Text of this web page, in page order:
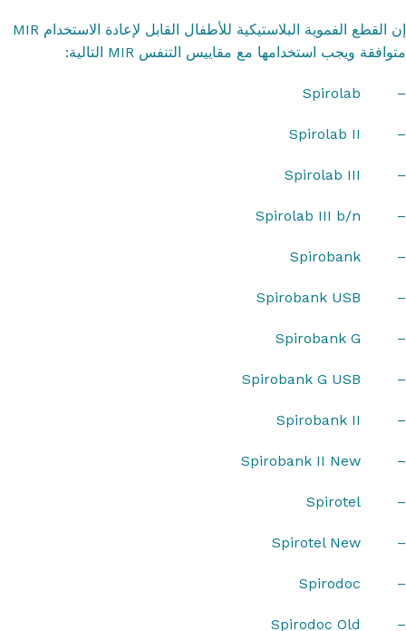
إن القطع الفموية البلاستيكية للأطفال القابل لإعادة الاستخدام MIR
متوافقة ويجب استخدامها مع مقاييس التنفس MIR التالية:
– Spirolab
– Spirolab II
– Spirolab III
– Spirolab III b/n
– Spirobank
– Spirobank USB
– Spirobank G
– Spirobank G USB
– Spirobank II
– Spirobank II New
– Spirotel
– Spirotel New
– Spirodoc
– Spirodoc Old